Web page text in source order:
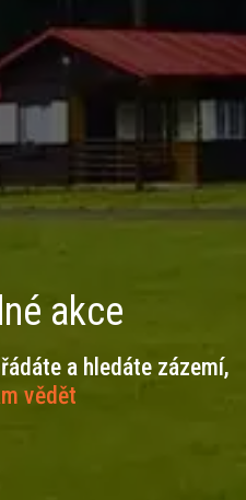
akce
a hledáte zázemí,
vědět